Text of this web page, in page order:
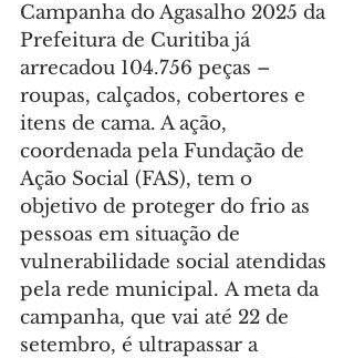
Campanha do Agasalho 2025 da
Prefeitura de Curitiba já
arrecadou 104.756 peças –
roupas, calçados, cobertores e
itens de cama. A ação,
coordenada pela Fundação de
Ação Social (FAS), tem o
objetivo de proteger do frio as
pessoas em situação de
vulnerabilidade social atendidas
pela rede municipal. A meta da
campanha, que vai até 22 de
setembro, é ultrapassar a